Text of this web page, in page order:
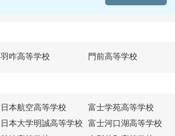
羽咋高等学校 門前高等学校
日本航空高等学校
富士学苑高等学校
日本大学明誠高等学校
富士河口湖高等学校